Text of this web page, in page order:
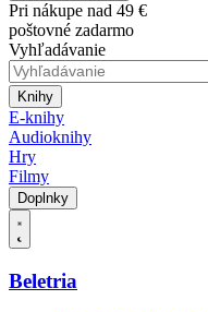
Pri nákupe nad 49 €
poštovné zadarmo
Vyhľadávanie
Knihy
E-knihy
Audioknihy
Hry
Filmy
Doplnky
Beletria